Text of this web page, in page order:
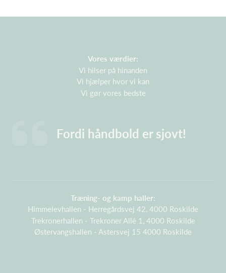
Vores værdier:
Vi hilser på hinanden
Vi hjælper hvor vi kan
Vi gør vores bedste
Fordi håndbold er sjovt!
Træning- og kamp haller:
Himmelevhallen - Herregårdsvej 42, 4000 Roskilde
Trekronerhallen - Trekroner Allé 1, 4000 Roskilde
Østervangshallen - Astersvej 15 4000 Roskilde